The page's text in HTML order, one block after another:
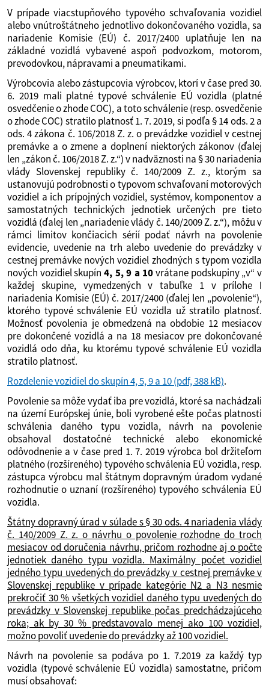
V prípade viacstupňového typového schvaľovania vozidiel
alebo vnútroštátneho jednotlivo dokončovaného vozidla, sa
nariadenie Komisie (EÚ) č. 2017/2400 uplatňuje len na
základné vozidlá vybavené aspoň podvozkom, motorom,
prevodovkou, nápravami a pneumatikami.
Výrobcovia alebo zástupcovia výrobcov, ktorí v čase pred 30.
6. 2019 mali platné typové schválenie EÚ vozidla (platné
osvedčenie o zhode COC), a toto schválenie (resp. osvedčenie
o zhode COC) stratilo platnosť 1. 7. 2019, si podľa § 14 ods. 2 a
ods. 4 zákona č. 106/2018 Z. z. o prevádzke vozidiel v cestnej
premávke a o zmene a doplnení niektorých zákonov (ďalej
len „zákon č. 106/2018 Z. z.“) v nadväznosti na § 30 nariadenia
vlády Slovenskej republiky č. 140/2009 Z. z., ktorým sa
ustanovujú podrobnosti o typovom schvaľovaní motorových
vozidiel a ich prípojných vozidiel, systémov, komponentov a
samostatných technických jednotiek určených pre tieto
vozidlá (ďalej len „nariadenie vlády č. 140/2009 Z. z.“), môžu v
rámci limitov končiacich sérií podať návrh na povolenie
evidencie, uvedenie na trh alebo uvedenie do prevádzky v
cestnej premávke nových vozidiel zhodných s typom vozidla
nových vozidiel skupín 4, 5, 9 a 10vrátane podskupiny „v“ v
každej skupine, vymedzených v tabuľke 1 v prílohe I
nariadenia Komisie (EÚ) č. 2017/2400 (ďalej len „povolenie“),
ktorého typové schválenie EÚ vozidla už stratilo platnosť.
Možnosť povolenia je obmedzená na obdobie 12 mesiacov
pre dokončené vozidlá a na 18 mesiacov pre dokončované
vozidlá odo dňa, ku ktorému typové schválenie EÚ vozidla
stratilo platnosť.
Rozdelenie vozidiel do skupín 4, 5, 9 a 10(pdf, 388 kB).
Povolenie sa môže vydať iba pre vozidlá, ktoré sa nachádzali
na území Európskej únie, boli vyrobené ešte počas platnosti
schválenia daného typu vozidla, návrh na povolenie
obsahoval dostatočné technické alebo ekonomické
odôvodnenie a v čase pred 1. 7. 2019 výrobca bol držiteľom
platného (rozšíreného) typového schválenia EÚ vozidla, resp.
zástupca výrobcu mal štátnym dopravným úradom vydané
rozhodnutie o uznaní (rozšíreného) typového schválenia EÚ
vozidla.
Štátny dopravný úrad v súlade s § 30 ods. 4 nariadenia vlády
č. 140/2009 Z. z. o návrhu o povolenie rozhodne do troch
mesiacov od doručenia návrhu, pričom rozhodne aj o počte
jednotiek daného typu vozidla. Maximálny počet vozidiel
jedného typu uvedených do prevádzky v cestnej premávke v
Slovenskej republike v prípade kategórie N2 a N3 nesmie
prekročiť 30 % všetkých vozidiel daného typu uvedených do
prevádzky v Slovenskej republike počas predchádzajúceho
roka; ak by 30 % predstavovalo menej ako 100 vozidiel,
možno povoliť uvedenie do prevádzky až 100 vozidiel.
Návrh na povolenie sa podáva po 1. 7.2019 za každý typ
vozidla (typové schválenie EÚ vozidla) samostatne, pričom
musí obsahovať: